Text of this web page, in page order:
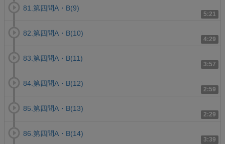
5:21
81.第四問A・B(9)
4:29
82.第四問A・B(10)
3:57
83.第四問A・B(11)
2:59
84.第四問A・B(12)
2:29
85.第四問A・B(13)
3:39
86.第四問A・B(14)